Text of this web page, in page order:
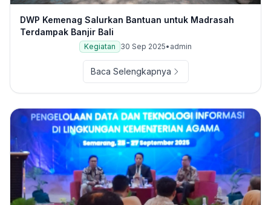
DWP Kemenag Salurkan Bantuan untuk Madrasah
Terdampak Banjir Bali
Kegiatan 30 Sep 2025• admin
Baca Selengkapnya